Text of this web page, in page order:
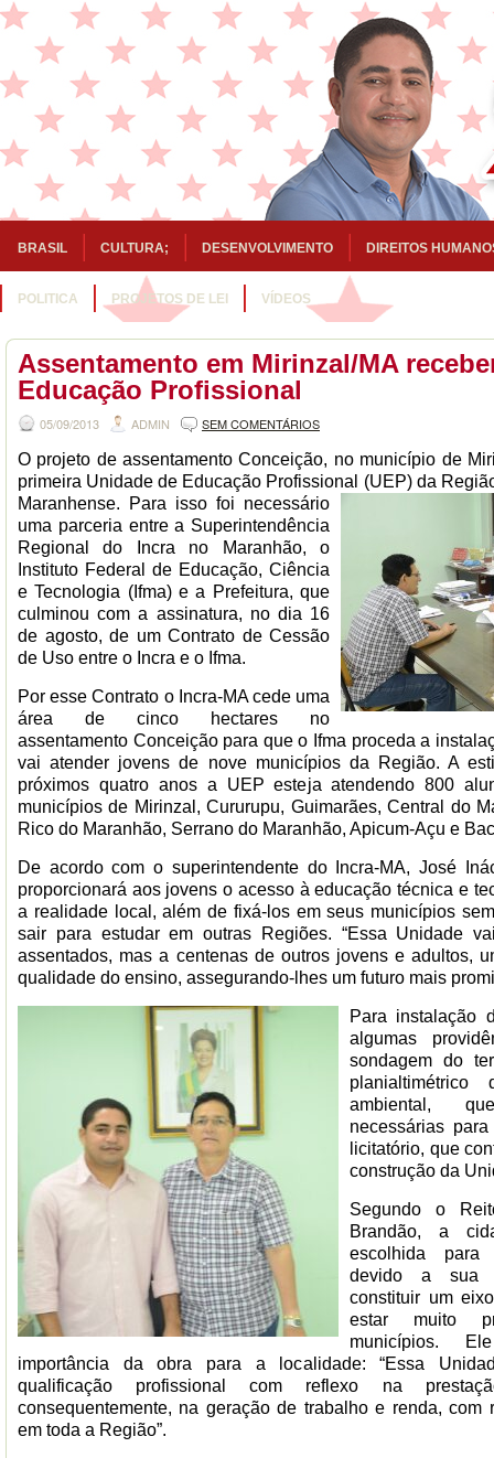
BRASIL CULTURA; DESENVOLVIMENTO DIREITOS
POLITICA PROJETOS DE LEI VÍDEOS
Assentamento em Mirinzal/MA
Educação Profissional
05/09/2013 ADMIN SEM COMENTÁRIOS
O projeto de assentamento Conceição, no município de
primeira Unidade de Educação Profissional
(UEP) da
Maranhense. Para isso foi necessário
uma parceria entre a Superintendência
Regional do Incra no Maranhão, o
Instituto Federal de Educação, Ciência
e Tecnologia (Ifma) e a Prefeitura, que
culminou com a assinatura, no dia 16
de agosto, de um Contrato de Cessão
de Uso entre o Incra e o Ifma.
Por esse Contrato o Incra-MA cede uma
área de cinco hectares no
assentamento Conceição para que o Ifma proceda a
vai atender jovens de nove municípios da Região. A
próximos quatro anos a UEP esteja atendendo 800
municípios de Mirinzal, Cururupu, Guimarães, Central do
Rico do Maranhão, Serrano do Maranhão, Apicum-Açu e
De acordo com o superintendente do Incra-MA, José
proporcionará aos jovens o acesso à educação técnica e
a realidade local, além de fixá-los em seus municípios
sair para estudar em outras Regiões. “Essa Unidade
assentados, mas a centenas de outros jovens e adultos,
qualidade do ensino, assegurando-lhes um futuro mais
Para instalação
algumas
sondagem do
ambiental,
necessárias
licitatório, que
construção da
Segundo o
Brandão, a
escolhida
devido a sua
constituir um
estar muito
municípios.
importância da obra para a localidade: “Essa
qualificação profissional com reflexo na
consequentemente, na geração de trabalho e renda, com
em toda a Região”.